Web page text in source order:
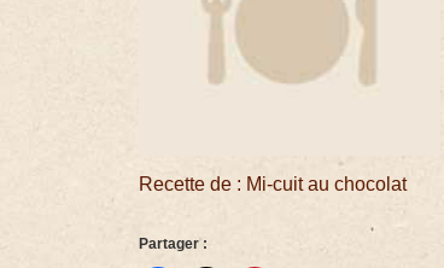
Recette de : Mi-cuit au chocolat
Partager :